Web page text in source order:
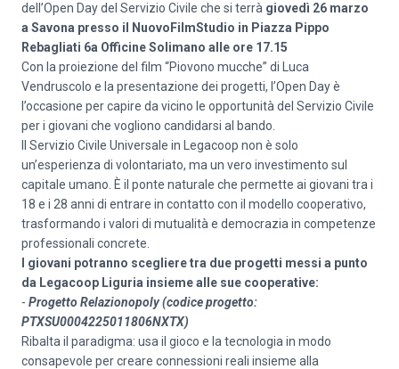
dell’Open Day del Servizio Civile che si terrà giovedì 26 marzo
a Savona presso il NuovoFilmStudio in Piazza Pippo
Rebagliati 6a Officine Solimano alle ore 17.15
Con la proiezione del film “Piovono mucche” di Luca
Vendruscolo e la presentazione dei progetti, l’Open Day è
l’occasione per capire da vicino le opportunità del Servizio Civile
per i giovani che vogliono candidarsi al bando.
Il Servizio Civile Universale in Legacoop non è solo
un’esperienza di volontariato, ma un vero investimento sul
capitale umano. È il ponte naturale che permette ai giovani tra i
18 e i 28 anni di entrare in contatto con il modello cooperativo,
trasformando i valori di mutualità e democrazia in competenze
professionali concrete.
I giovani potranno scegliere tra due progetti messi a punto
da Legacoop Liguria insieme alle sue cooperative:
- Progetto Relazionopoly(codice progetto:
PTXSU0004225011806NXTX)
Ribalta il paradigma: usa il gioco e la tecnologia in modo
consapevole per creare connessioni reali insieme alla